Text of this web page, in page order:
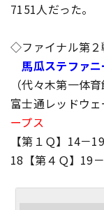
7151人だった。
◇ファイナル第２
馬瓜ステファ
（代々木第一体育
富士通レッドウ
ープス
【第１Ｑ】14－
18【第４Ｑ】19